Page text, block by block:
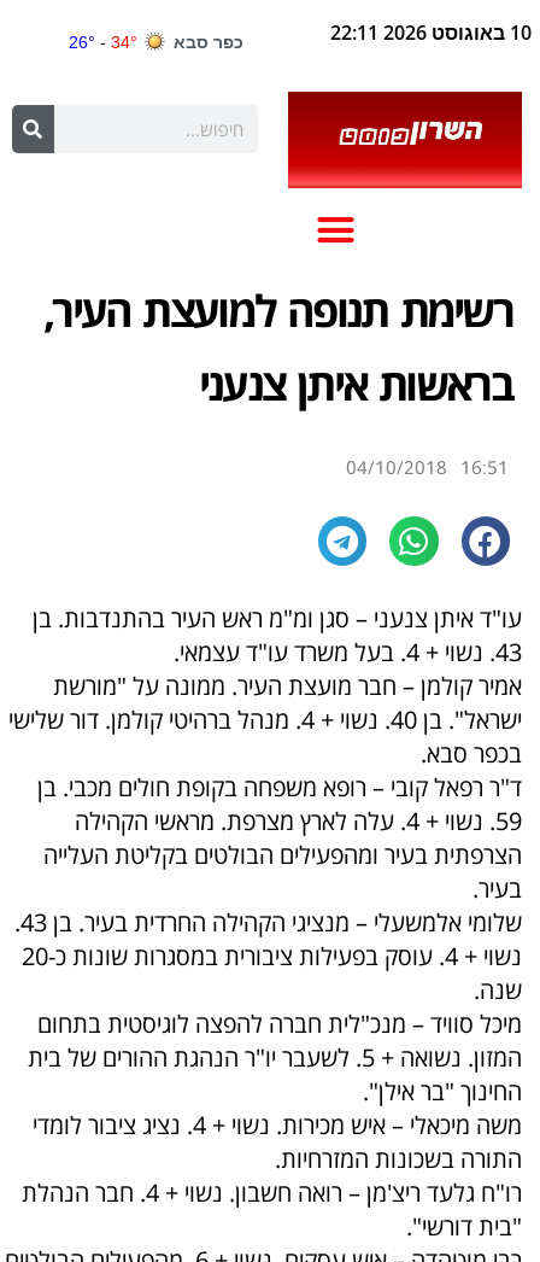
10 באוגוסט 2026 22:11
רשימת תנופה למועצת העיר,
בראשות איתן צנעני
16:51
04/10/2018
עו"ד איתן צנעני – סגן ומ"מ ראש העיר בהתנדבות. בן
43. נשוי + 4. בעל משרד עו"ד עצמאי.
אמיר קולמן – חבר מועצת העיר. ממונה על "מורשת
ישראל". בן 40. נשוי + 4. מנהל ברהיטי קולמן. דור שלישי
בכפר סבא.
ד"ר רפאל קובי – רופא משפחה בקופת חולים מכבי. בן
59. נשוי + 4. עלה לארץ מצרפת. מראשי הקהילה
הצרפתית בעיר ומהפעילים הבולטים בקליטת העלייה
בעיר.
שלומי אלמשעלי – מנציגי הקהילה החרדית בעיר. בן 43.
נשוי + 4. עוסק בפעילות ציבורית במסגר
ות שונות כ-20
שנה.
מיכל סוויד – מנכ"לית חברה להפצה לוגיסטית בתחום
המזון. נשואה + 5. לשעבר יו"ר הנהגת ההורים של בית
החינוך "בר אילן".
משה מיכאלי – איש מכירות. נשוי + 4. נציג ציבור לומדי
התורה בשכונות המזרחיות.
רו"ח גלעד ריצ'מן – רואה חשבון. נשוי + 4. חבר הנהלת
"בית דורשי".